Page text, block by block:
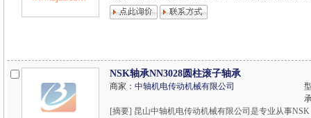
NSK轴承NN3028圆柱滚子轴承
商家：中轴机电传动机械有限公司
[摘要] 昆山中轴机电传动机械有限公司是专业从事